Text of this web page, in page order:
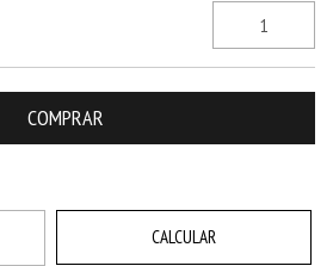
CALCULAR